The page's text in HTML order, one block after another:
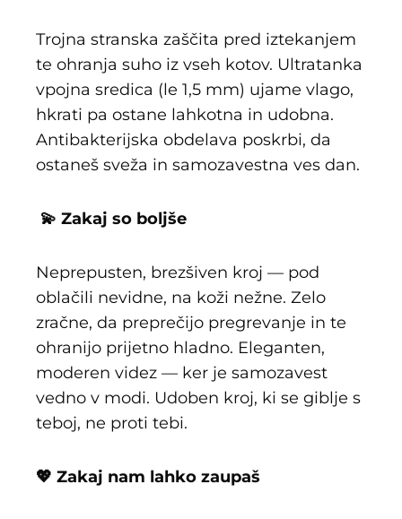
Trojna stranska zaščita pred iztekanjem
te ohranja suho iz vseh kotov. Ultratanka
vpojna sredica (le 1,5 mm) ujame vlago,
hkrati pa ostane lahkotna in udobna.
Antibakterijska obdelava poskrbi, da
ostaneš sveža in samozavestna ves dan.
💫 Zakaj so boljše
Neprepusten, brezšiven kroj — pod
oblačili nevidne, na koži nežne. Zelo
zračne, da preprečijo pregrevanje in te
ohranijo prijetno hladno. Eleganten,
moderen videz — ker je samozavest
vedno v modi. Udoben kroj, ki se giblje s
teboj, ne proti tebi.
💖 Zakaj nam lahko zaupaš